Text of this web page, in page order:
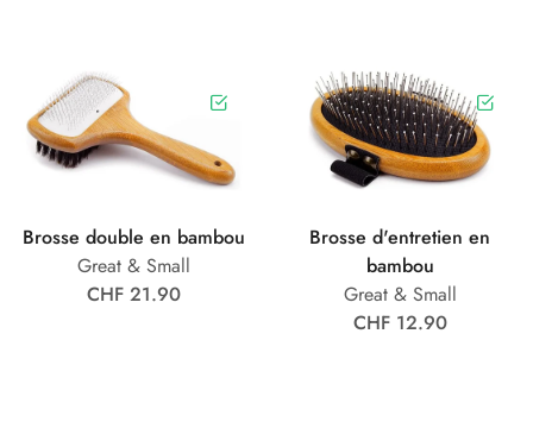
Brosse double en bambou
Great & Small
CHF 21.90
Brosse d'entretien en
bambou
Great & Small
CHF 12.90